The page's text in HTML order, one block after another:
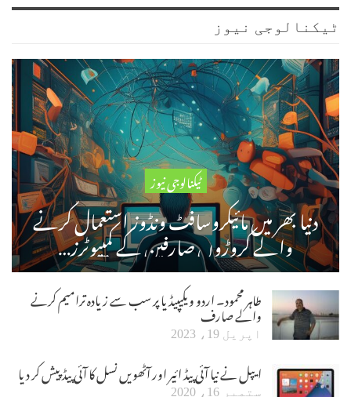
ٹیکنالوجی نیوز
ٹیکنالوجی نیوز
دنیا بھر میں مائیکروسافٹ ونڈوز استعمال کرنے
والے کروڑوں صارفین کے کمپیوٹرز…
طاہر محمود۔ اردو ویکیپیڈیا پر سب سے زیادہ ترامیم کرنے
والے صارف
اپریل 19، 2023
ایپل نے نیا آئی پیڈ ائیر اور آٹھویں نسل کا آئی پیڈ پیش کر دیا
ستمبر 16، 2020